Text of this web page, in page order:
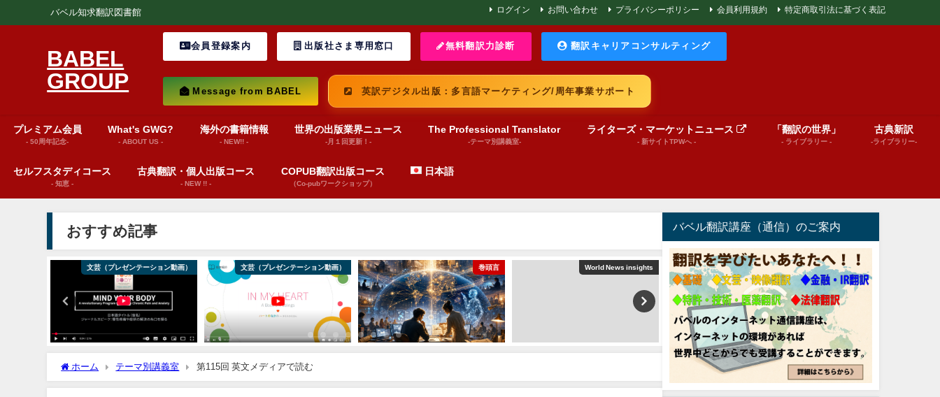
バベル知求翻訳図書館 ログイン お問い合わせ プライバシーポリシー 会員利用規約 特定商取引法に基づく表記
BABEL
GROUP
会員登録案内 出版社さま専用窓口 無料翻訳力診断 翻訳キャリアコンサルティング
Message from BABEL 英訳デジタル出版：多言語マーケティング/周年事業サポート
プレミアム会員
- 50周年記念-
What's GWG?
- ABOUT US -
海外の書籍情報
- NEW!! -
世界の出版業界ニュース
-月１回更新！-
The Professional Translator
-テーマ別講義室-
ライターズ・マーケットニュース
- 新サイトTPWへ -
「翻訳の世界」
- ライブラリー -
古典新訳
-ライブラリー-
セルフスタディコース
- 知恵 -
古典翻訳・個人出版コース
- NEW !! -
COPUB翻訳出版コース
（Co-pubワークショップ）
日本語
おすすめ記事
文芸（プレゼンテーション動画） 文芸（プレゼンテーション動画） 巻頭言 World News insights World News insights 文芸（プレゼンテーショ
ホーム テーマ別講義室 第115回 英文メディアで読む
バベル翻訳講座（通信）のご案内